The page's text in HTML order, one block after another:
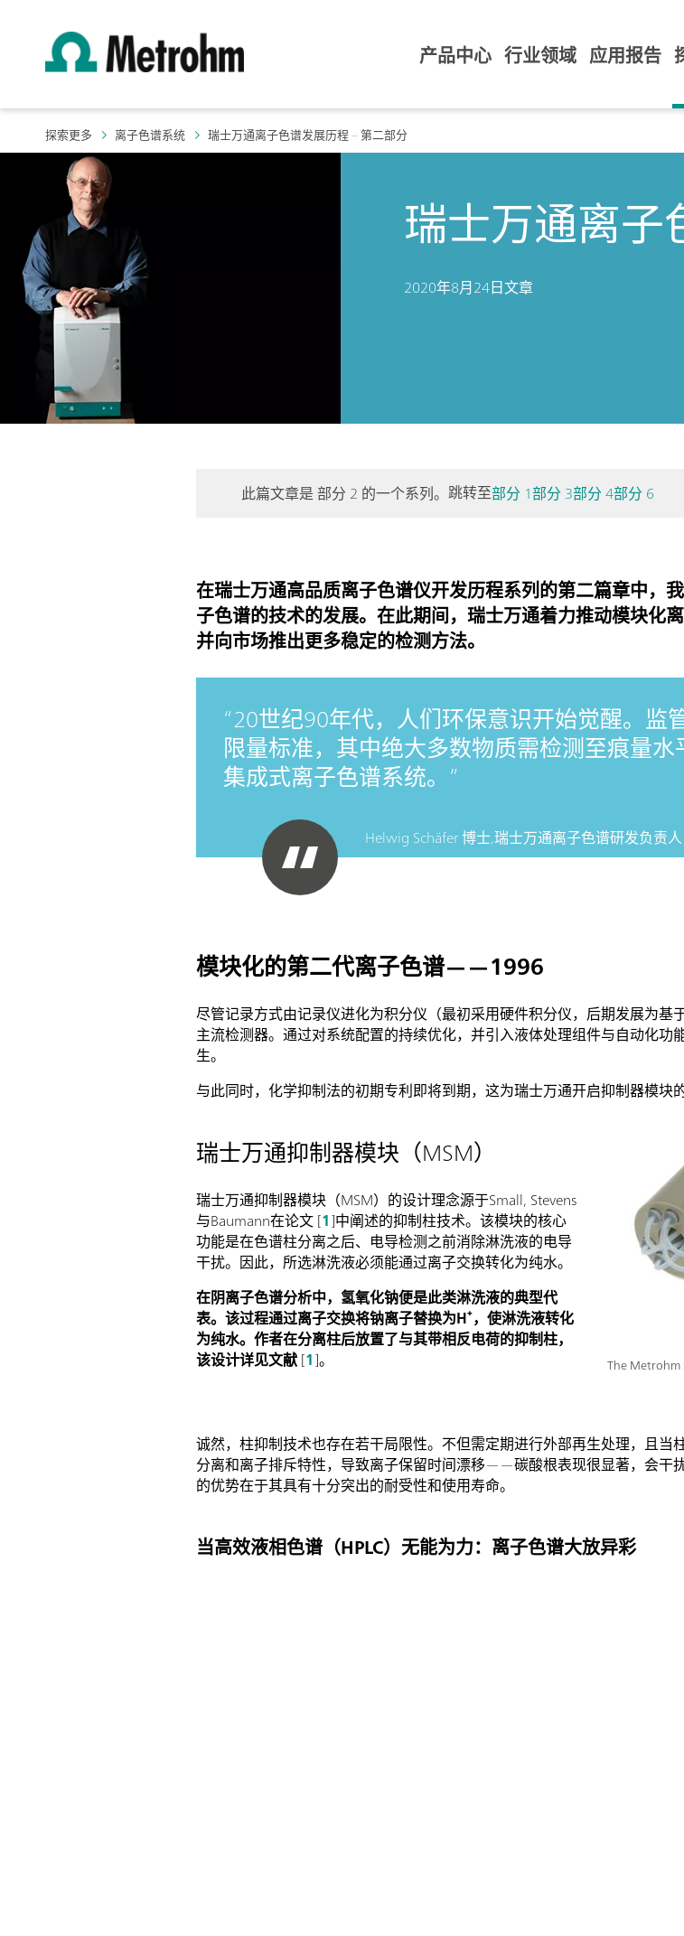
产品中心 行业领域 应用报告
探索更多 离子色谱系统 瑞士万通离子色谱发展历程 – 第二部分
瑞士万通离子
2020年8月24日文章
此篇文章是 部分 2 的一个系列。跳转至部分 1部分 3部分 4部分 6
在瑞士万通高品质离子色谱仪开发历程系列的第二篇章中，
子色谱的技术的发展。在此期间，瑞士万通着力推动模块化
并向市场推出更多稳定的检测方法。
20世纪90年代，人们环保意识开始觉醒。监
限量标准，其中绝大多数物质需检测至痕量
集成式离子色谱系统。
Helwig Schäfer 博士,瑞士万通离子色谱研发负责人
模块化的第二代离子色谱——1996
尽管记录方式由记录仪进化为积分仪（最初采用硬件积分仪，后期发展为基
主流检测器。通过对系统配置的持续优化，并引入液体处理组件与自动化
生。
与此同时，化学抑制法的初期专利即将到期，这为瑞士万通开启抑制器模块
The Metrohm
瑞士万通抑制器模块（MSM）
瑞士万通抑制器模块（MSM）的设计理念源于Small, Stevens
与Baumann在论文 [1]中阐述的抑制柱技术。该模块的核心
功能是在色谱柱分离之后、电导检测之前消除淋洗液的电导
干扰。因此，所选淋洗液必须能通过离子交换转化为纯水。
在阴离子色谱分析中，氢氧化钠便是此类淋洗液的典型代
表。该过程通过离子交换将钠离子替换为H⁺，使淋洗液转化
为纯水。作者在分离柱后放置了与其带相反电荷的抑制柱，
该设计详见文献[1]。
诚然，柱抑制技术也存在若干局限性。不但需定期进行外部再生处理，且
分离和离子排斥特性，导致离子保留时间漂移——碳酸根表现很显著，会干
的优势在于其具有十分突出的耐受性和使用寿命。
当高效液相色谱（HPLC）无能为力：离子色谱大放异彩